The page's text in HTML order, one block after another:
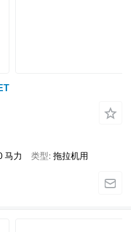
马力 类型 拖拉机用